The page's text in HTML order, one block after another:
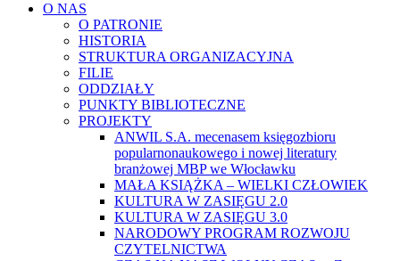
O NAS
O PATRONIE
HISTORIA
STRUKTURA ORGANIZACYJNA
FILIE
ODDZIAŁY
PUNKTY BIBLIOTECZNE
PROJEKTY
ANWIL S.A. mecenasem księgozbioru
popularnonaukowego i nowej literatury
branżowej MBP we Włocławku
MAŁA KSIĄŻKA – WIELKI CZŁOWIEK
KULTURA W ZASIĘGU 2.0
KULTURA W ZASIĘGU 3.0
NARODOWY PROGRAM ROZWOJU
CZYTELNICTWA